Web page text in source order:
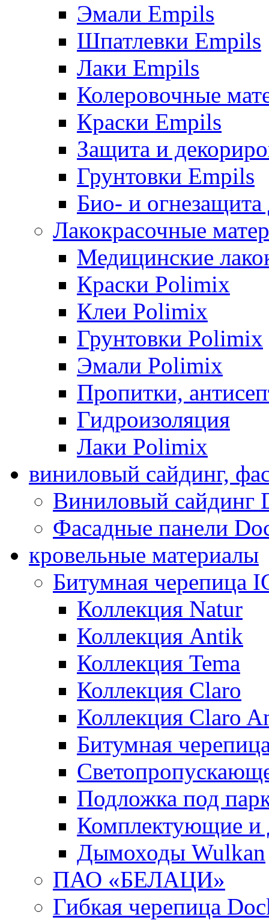
Эмали Empils
Шпатлевки Empils
Лаки Empils
Колеровочные
Краски Empils
Защита и
Грунтовки Empils
Био- и
Лакокрасочные
Медицинские
Краски Polimix
Клеи Polimix
Грунтовки Polimix
Эмали Polimix
Пропитки,
Гидроизоляция
Лаки Polimix
виниловый сайдинг,
Виниловый сайдинг
Фасадные панели
кровельные материалы
Битумная черепица
Коллекция Natur
Коллекция Antik
Коллекция Tema
Коллекция Claro
Коллекция Claro
Битумная
Подложка под
Комплектующие и
Дымоходы Wulkan
ПАО «БЕЛАЦИ»
Гибкая черепица